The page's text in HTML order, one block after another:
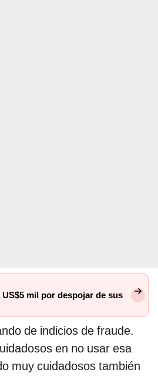
mil por despojar de sus
de indicios de fraude.
en no usar esa
muy cuidadosos también